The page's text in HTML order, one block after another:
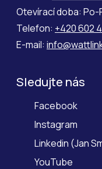
Otevírací doba: Po-
Telefon: +420 602
E-mail:
Sledujte nás
Facebook
Instagram
Linkedin (Jan
YouTube